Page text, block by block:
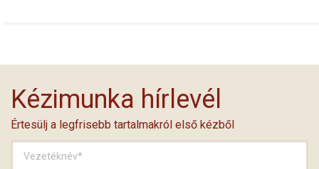
Kézimunka hírlevél
Értesülj a legfrisebb tartalmakról első kézből